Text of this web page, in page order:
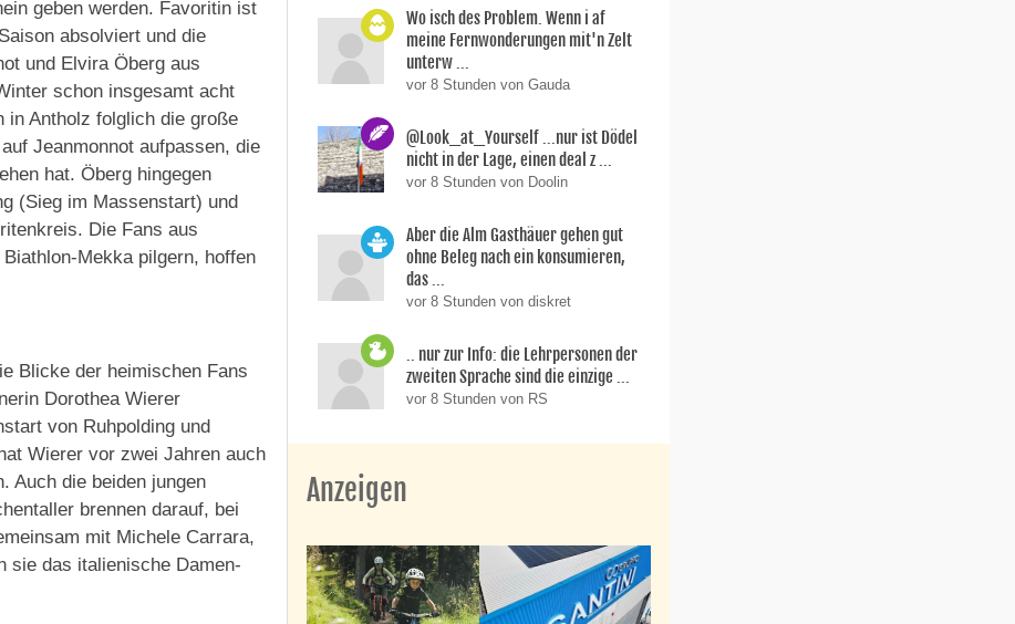
geben werden. Favoritin ist
absolviert und die
und Elvira Öberg aus
schon insgesamt acht
in Antholz folglich die große
Jeanmonnot aufpassen, die
hat. Öberg hingegen
(Sieg im Massenstart) und
Die Fans aus
Mekka pilgern, hoffen
Blicke der heimischen Fans
Dorothea Wierer
von Ruhpolding und
Wierer vor zwei Jahren auch
Auch die beiden jungen
brennen darauf, bei
mit Michele Carrara,
sie das italienische Damen-
Wo isch des Problem. Wenn i af
meine Fernwonderungen mit'n Zelt
unterw ...
vor 8 Stunden von Gauda
@Look_at_Yourself ...nur ist Dödel
nicht in der Lage, einen deal z ...
vor 8 Stunden von Doolin
Aber die Alm Gasthäuer gehen gut
ohne Beleg nach ein konsumieren,
das ...
vor 8 Stunden von diskret
.. nur zur Info: die Lehrpersonen der
zweiten Sprache sind die einzige ...
vor 8 Stunden von RS
Anzeigen